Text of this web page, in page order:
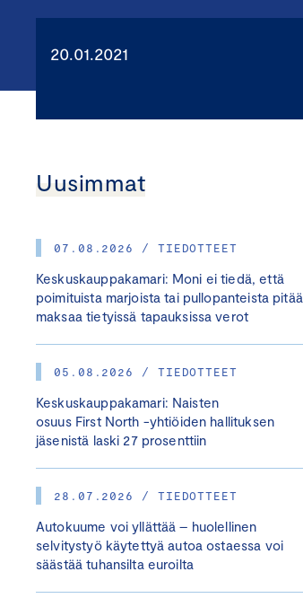
20.01.2021
Uusimmat
07.08.2026 / TIEDOTTEET
Keskuskauppakamari: Moni ei tiedä, että
poimituista marjoista tai pullopanteista pitää
maksaa tietyissä tapauksissa verot
05.08.2026 / TIEDOTTEET
Keskuskauppakamari: Naisten
osuus First North -yhtiöiden hallituksen
jäsenistä laski 27 prosenttiin
28.07.2026 / TIEDOTTEET
Autokuume voi yllättää – huolellinen
selvitystyö käytettyä autoa ostaessa voi
säästää tuhansilta euroilta